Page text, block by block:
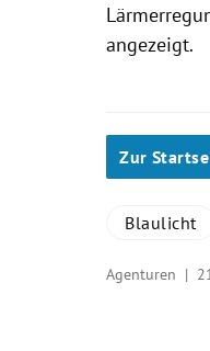
angezeigt.
Zur
Blaulicht
Agenturen |